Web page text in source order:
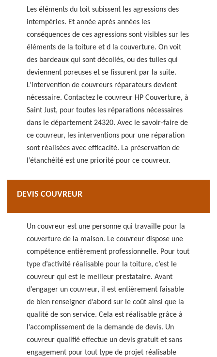
Les éléments du toit subissent les agressions des
intempéries. Et année après années les
conséquences de ces agressions sont visibles sur les
éléments de la toiture et d la couverture. On voit
des bardeaux qui sont décollés, ou des tuiles qui
deviennent poreuses et se fissurent par la suite.
L’intervention de couvreurs réparateurs devient
nécessaire. Contactez le couvreur HP Couverture, à
Saint Just, pour toutes les réparations nécessaires
dans le département 24320. Avec le savoir-faire de
ce couvreur, les interventions pour une réparation
sont réalisées avec efficacité. La préservation de
l’étanchéité est une priorité pour ce couvreur.
DEVIS COUVREUR
Un couvreur est une personne qui travaille pour la
couverture de la maison. Le couvreur dispose une
compétence entièrement professionnelle. Pour tout
type d’activité réalisable pour la toiture, c’est le
couvreur qui est le meilleur prestataire. Avant
d’engager un couvreur, il est entièrement faisable
de bien renseigner d’abord sur le coût ainsi que la
qualité de son service. Cela est réalisable grâce à
l’accomplissement de la demande de devis. Un
couvreur qualifié effectue un devis gratuit et sans
engagement pour tout type de projet réalisable